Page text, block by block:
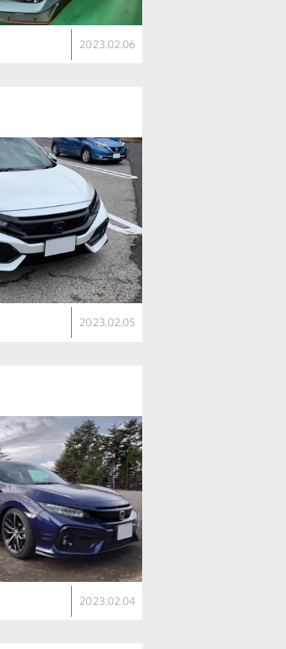
2023.02.06
2023.02.05
2023.02.04